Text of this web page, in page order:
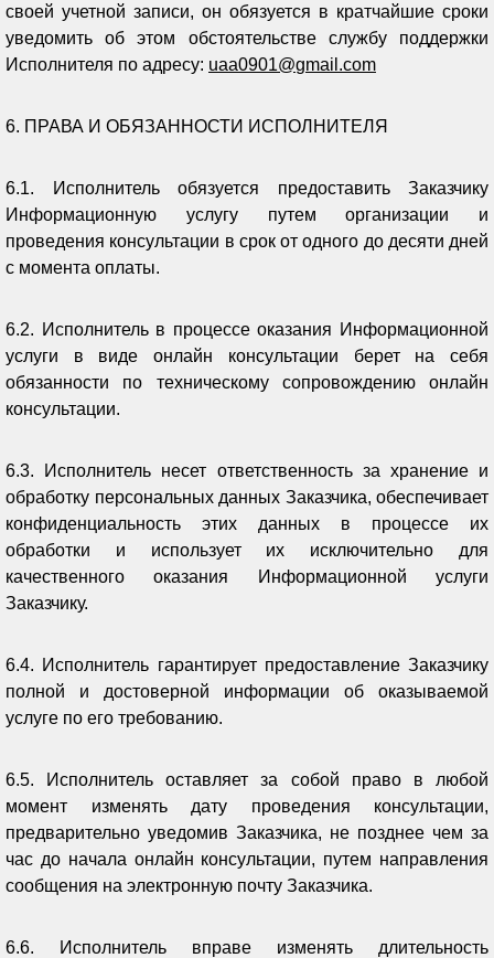
своей учетной записи, он обязуется в кратчайшие сроки
уведомить об этом обстоятельстве службу поддержки
Исполнителя по адресу: uaa0901@gmail .com
6. ПРАВА И ОБЯЗАННОСТИ ИСПОЛНИТЕЛЯ
6.1. Исполнитель обязуется предоставить Заказчику
Информационную услугу путем организации и
проведения консультации в срок от одного до десяти дней
с момента оплаты.
6.2. Исполнитель в процессе оказания Информационной
услуги в виде онлайн консультации берет на себя
обязанности по техническому сопровождению онлайн
консультации.
6.3. Исполнитель несет ответственность за хранение и
обработку персональных данных Заказчика, обеспечивает
конфиденциальность этих данных в процессе их
обработки и использует их исключительно для
качественного оказания Информационной услуги
Заказчику.
6.4. Исполнитель гарантирует предоставление Заказчику
полной и достоверной информации об оказываемой
услуге по его требованию.
6.5. Исполнитель оставляет за собой право в любой
момент изменять дату проведения консультации,
предварительно уведомив Заказчика, не позднее чем за
час до начала онлайн консультации, путем направления
сообщения на электронную почту Заказчика.
6.6. Исполнитель вправе изменять длительность